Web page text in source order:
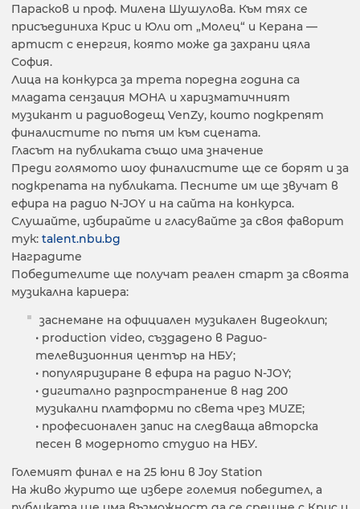
Парасков и проф. Милена Шушулова. Към тях се
присъединиха Крис и Юли от „Молец“ и Керана —
артист с енергия, която може да захрани цяла
София.
Лица на конкурса за трета поредна година са
младата сензация МОНА и харизматичният
музикант и радиоводещ VenZy, които подкрепят
финалистите по пътя им към сцената.
Гласът на публиката също има значение
Преди голямото шоу финалистите ще се борят и за
подкрепата на публиката. Песните им ще звучат в
ефира на радио N-JOY и на сайта на конкурса.
Слушайте, избирайте и гласувайте за своя фаворит
тук: talent.nbu.bg
Наградите
Победителите ще получат реален старт за своята
музикална кариера:
заснемане на официален музикален видеоклип;
• production video, създадено в Радио-
телевизионния център на НБУ;
• популяризиране в ефира на радио N-JOY;
• дигитално разпространение в над 200
музикални платформи по света чрез MUZE;
• професионален запис на следваща авторска
песен в модерното студио на НБУ.
Големият финал е на 25 юни в Joy Station
На живо журито ще избере големия победител, а